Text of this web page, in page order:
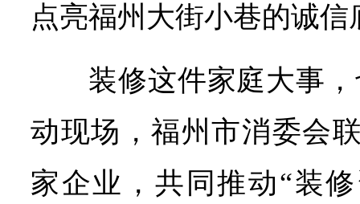
点亮福州大街小巷的诚信
装修这件家庭大事
动现场，福州市消委会
家企业，共同推动“装